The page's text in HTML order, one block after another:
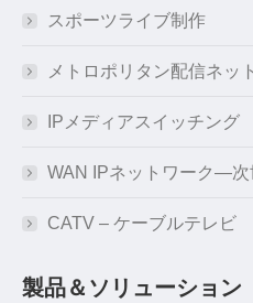
スポーツライブ制作
メトロポリタン配信ネッ
IPメディアスイッチング
WAN IPネットワーク―
CATV – ケーブルテレビ
製品＆ソリューション